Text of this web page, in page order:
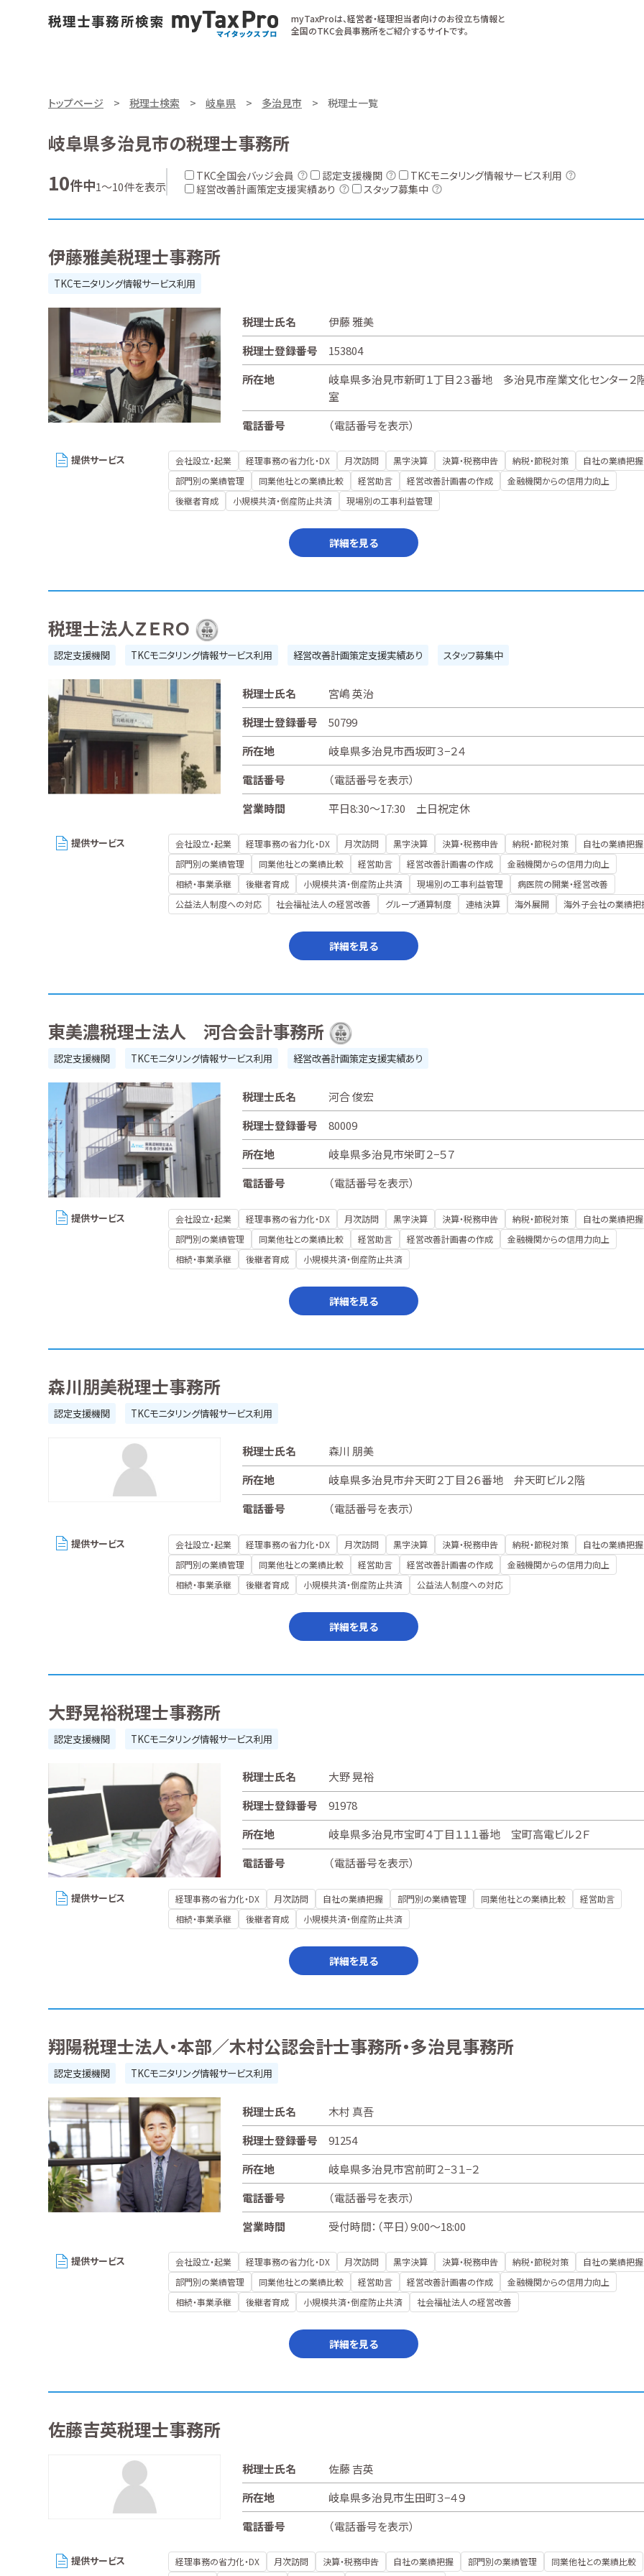
myTaxProは、経営者・経理担当者向けのお役立ち情報と
全国のTKC会員事務所をご紹介するサイトです。
トップページ 税理士検索 岐阜県 多治見市 税理士一覧
岐阜県多治見市の税理士事務所
10件中1～10件を表示
TKC全国会バッジ会員 認定支援機関
TKCモニタリング情報サービス利用
経営改善計画策定支援実績あり
スタッフ募集中
伊藤雅美税理士事務所
TKCモニタリング情報サービス利用
税理士氏名
伊藤 雅美
税理士登録番号
153804
所在地
岐阜県多治見市新町１丁目２３番地 多治見市産業文化センター２
室
電話番号
（電話番号を表示）
提供サービス 会社設立・起業 経理事務の省力化・DX 月次訪問 黒字決算 決算・税務申告 納税・節税対策
自社の業績把握
部門別の業績管理
同業他社との業績比較 経営助言 経営改善計画書の作成
金融機関からの信用力向上
後継者育成
小規模共済・倒産防止共済 現場別の工事利益管理
詳細を見る
税理士法人ＺＥＲＯ
認定支援機関 TKCモニタリング情報サービス利用 経営改善計画策定支援実績あり スタッフ募集中
税理士氏名
宮嶋 英治
税理士登録番号
50799
所在地
岐阜県多治見市西坂町３−２４
電話番号
（電話番号を表示）
営業時間
平日8:30～17:30 土日祝定休
提供サービス 会社設立・起業 経理事務の省力化・DX 月次訪問 黒字決算 決算・税務申告 納税・節税対策
自社の業績把握
部門別の業績管理
同業他社との業績比較 経営助言 経営改善計画書の作成
金融機関からの信用力向上
相続・事業承継
後継者育成 小規模共済・倒産防止共済 現場別の工事利益管理
病医院の開業・経営改善
公益法人制度への対応
社会福祉法人の経営改善 グループ通算制度 連結決算 海外展開 海外子会社の業績把
詳細を見る
東美濃税理士法人 河合会計事務所
認定支援機関 TKCモニタリング情報サービス利用 経営改善計画策定支援実績あり
税理士氏名
河合 俊宏
税理士登録番号
80009
所在地
岐阜県多治見市栄町２−５７
電話番号
（電話番号を表示）
提供サービス 会社設立・起業 経理事務の省力化・DX 月次訪問 黒字決算 決算・税務申告 納税・節税対策
自社の業績把握
部門別の業績管理
同業他社との業績比較 経営助言 経営改善計画書の作成
金融機関からの信用力向上
相続・事業承継
後継者育成 小規模共済・倒産防止共済
詳細を見る
森川朋美税理士事務所
認定支援機関 TKCモニタリング情報サービス利用
税理士氏名
森川 朋美
所在地
岐阜県多治見市弁天町２丁目２６番地 弁天町ビル２階
電話番号
（電話番号を表示）
提供サービス 会社設立・起業 経理事務の省力化・DX 月次訪問 黒字決算 決算・税務申告 納税・節税対策
自社の業績把握
部門別の業績管理
同業他社との業績比較 経営助言 経営改善計画書の作成
金融機関からの信用力向上
相続・事業承継
後継者育成 小規模共済・倒産防止共済 公益法人制度への対応
詳細を見る
大野晃裕税理士事務所
認定支援機関 TKCモニタリング情報サービス利用
税理士氏名
大野 晃裕
税理士登録番号
91978
所在地
岐阜県多治見市宝町４丁目１１１番地 宝町高電ビル２Ｆ
電話番号
（電話番号を表示）
提供サービス 経理事務の省力化・DX 月次訪問 自社の業績把握 部門別の業績管理 同業他社との業績比較
経営助言
相続・事業承継
後継者育成 小規模共済・倒産防止共済
詳細を見る
翔陽税理士法人・本部／木村公認会計士事務所・多治見事務所
認定支援機関 TKCモニタリング情報サービス利用
税理士氏名
木村 真吾
税理士登録番号
91254
所在地
岐阜県多治見市宮前町２−３１−２
電話番号
（電話番号を表示）
営業時間
受付時間：（平日）9:00～18:00
提供サービス 会社設立・起業 経理事務の省力化・DX 月次訪問 黒字決算 決算・税務申告 納税・節税対策
自社の業績把握
部門別の業績管理
同業他社との業績比較 経営助言 経営改善計画書の作成
金融機関からの信用力向上
相続・事業承継
後継者育成 小規模共済・倒産防止共済 社会福祉法人の経営改善
詳細を見る
佐藤吉英税理士事務所
税理士氏名
佐藤 吉英
所在地
岐阜県多治見市生田町３−４９
電話番号
（電話番号を表示）
提供サービス 経理事務の省力化・DX 月次訪問 決算・税務申告 自社の業績把握 部門別の業績管理
同業他社との業績比較